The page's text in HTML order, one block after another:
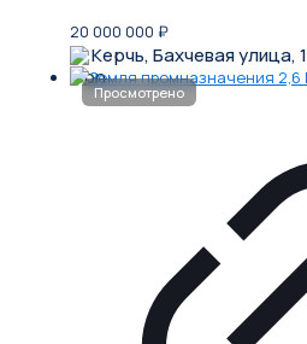
20 000 000 ₽
Керчь, Бахчевая улица, 1